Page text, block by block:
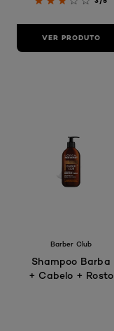
VER PRODUTO
Barber Club
Shampoo Barba
+ Cabelo + Rosto